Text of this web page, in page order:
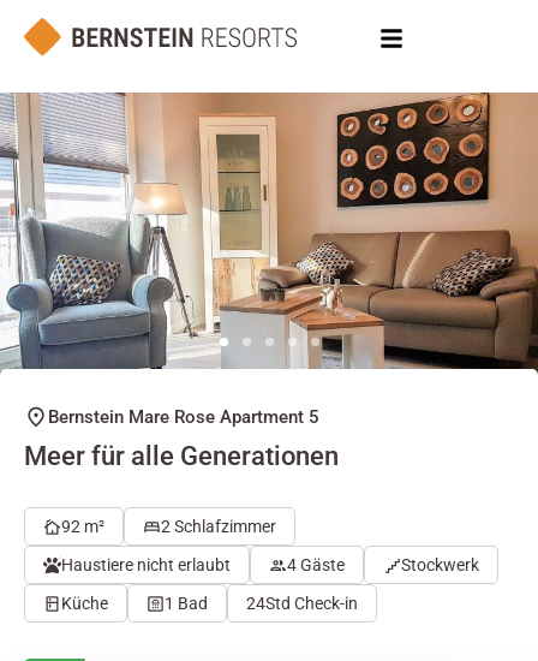
Bernstein Mare Rose Apartment 5
Meer für alle Generationen
92 m²
2 Schlafzimmer
Haustiere nicht erlaubt
4 Gäste
Stockwerk
Küche
1 Bad 24Std Check-in